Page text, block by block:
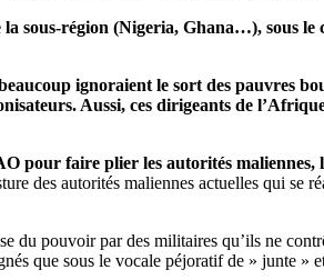
sous-région (Nigeria, Ghana…), sous
ignoraient le sort des pauvres
Aussi, ces dirigeants de
faire plier les autorités maliennes,
des autorités maliennes actuelles qui se
pouvoir par des militaires qu’ils ne
que sous le vocale péjoratif de » junte »